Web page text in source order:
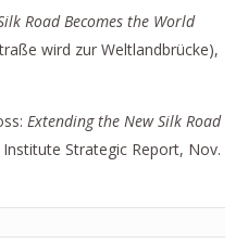
Road Becomes the World
wird zur Weltlandbrücke),
Extending the New Silk Road
Institute Strategic Report, Nov.